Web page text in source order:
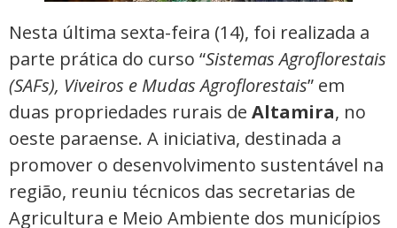
Nesta última sexta-feira (14), foi realizada a
parte prática do curso “Sistemas Agroflorestais
(SAFs), Viveiros e Mudas Agroflorestais” em
duas propriedades rurais de Altamira, no
oeste paraense. A iniciativa, destinada a
promover o desenvolvimento sustentável na
região, reuniu técnicos das secretarias de
Agricultura e Meio Ambiente dos municípios